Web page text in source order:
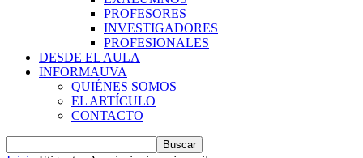
PROFESORES
INVESTIGADORES
PROFESIONALES
DESDE EL AULA
INFORMAUVA
QUIÉNES SOMOS
EL ARTÍCULO
CONTACTO